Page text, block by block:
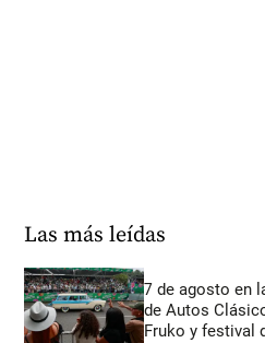
Las más leídas
7 de agosto en
de Autos
Fruko y festival